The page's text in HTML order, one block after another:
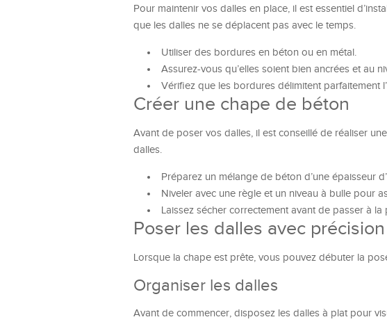
Pour maintenir vos dalles en place, il est essentiel
que les dalles ne se déplacent pas avec le temps.
Utiliser des bordures en béton ou en métal.
Assurez-vous qu’elles soient bien ancrées et au
Vérifiez que les bordures délimitent parfaitement
Créer une chape de béton
Avant de poser vos dalles, il est conseillé de réaliser
dalles.
Préparez un mélange de béton d’une épaisseur
Niveler avec une règle et un niveau à bulle pour
Laissez sécher correctement avant de passer à la
Poser les dalles avec précision
Lorsque la chape est prête, vous pouvez débuter la
Organiser les dalles
Avant de commencer, disposez les dalles à plat pour